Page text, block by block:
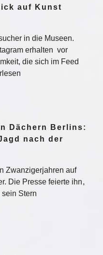
auf Kunst
in die Museen.
erhalten vor
die sich im Feed
Dächern Berlins:
nach der
Zwanzigerjahren auf
Die Presse feierte ihn,
Stern